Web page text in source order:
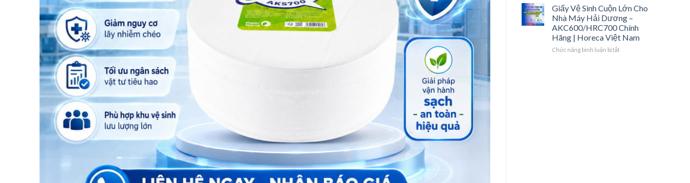
Lau
Tay
|
Horeca
Việt
Nam
Dương
–
Giá
Sỉ,
Hợp
Đồng
Tư
Sinh
Nhà
Máy
Kcn
Giấy Vệ Sinh Cuộn Lớn Cho
Nhà Máy Hải Dương –
AKC600/HRC700 Chính
Hãng | Horeca Việt Nam
Chức năng bình luận bị tắtở